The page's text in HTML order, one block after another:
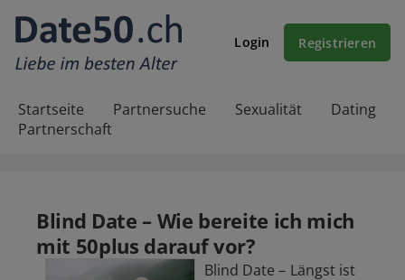
Login Registrieren
Startseite Partnersuche Sexualität
Dating
Partnerschaft
Blind Date – Wie bereite ich mich
mit 50plus darauf vor?
Blind Date – Längst ist